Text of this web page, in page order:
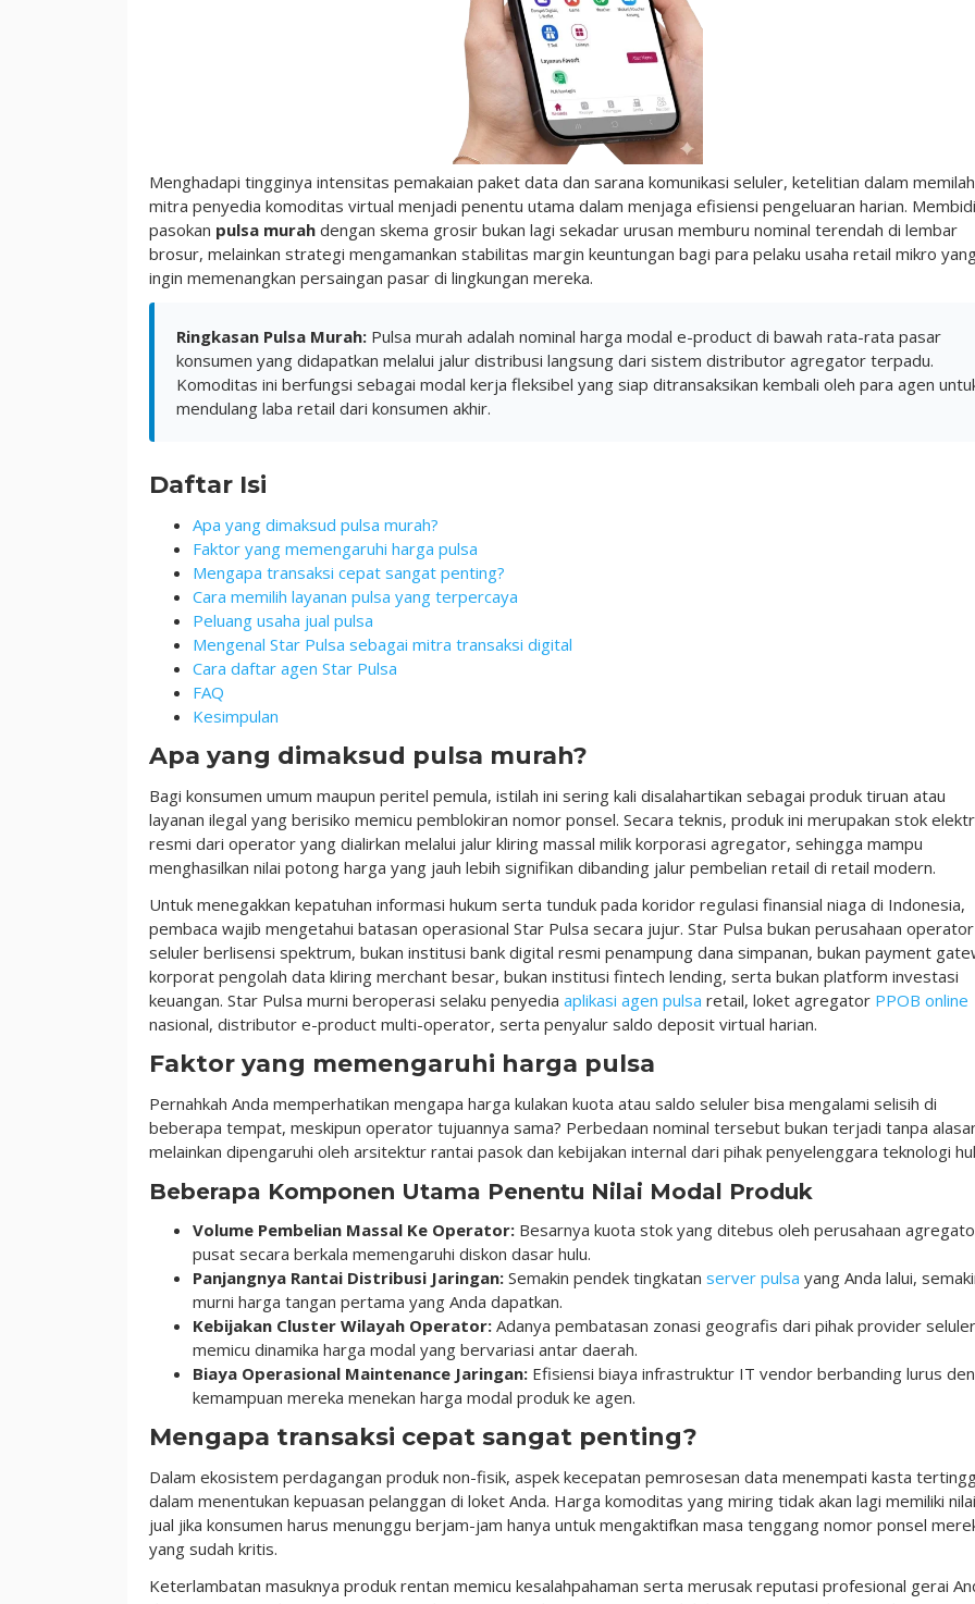
Menghadapi tingginya intensitas pemakaian paket data dan sarana komunikasi seluler, ketelitian dalam memilah
mitra penyedia komoditas virtual menjadi penentu utama dalam menjaga efisiensi pengeluaran harian.
pasokan pulsa murah dengan skema grosir bukan lagi sekadar urusan memburu nominal terendah di lembar
brosur, melainkan strategi mengamankan stabilitas margin keuntungan bagi para pelaku usaha retail mikro
ingin memenangkan persaingan pasar di lingkungan mereka.
Ringkasan Pulsa Murah: Pulsa murah adalah nominal harga modal e-product di bawah rata-rata pasar
konsumen yang didapatkan melalui jalur distribusi langsung dari sistem distributor agregator terpadu.
Komoditas ini berfungsi sebagai modal kerja fleksibel yang siap ditransaksikan kembali oleh para agen
mendulang laba retail dari konsumen akhir.
Daftar Isi
Apa yang dimaksud pulsa murah?
Faktor yang memengaruhi harga pulsa
Mengapa transaksi cepat sangat penting?
Cara memilih layanan pulsa yang terpercaya
Peluang usaha jual pulsa
Mengenal Star Pulsa sebagai mitra transaksi digital
Cara daftar agen Star Pulsa
FAQ
Kesimpulan
Apa yang dimaksud pulsa murah?
Bagi konsumen umum maupun peritel pemula, istilah ini sering kali disalahartikan sebagai produk tiruan atau
layanan ilegal yang berisiko memicu pemblokiran nomor ponsel. Secara teknis, produk ini merupakan stok
resmi dari operator yang dialirkan melalui jalur kliring massal milik korporasi agregator, sehingga mampu
menghasilkan nilai potong harga yang jauh lebih signifikan dibanding jalur pembelian retail di retail modern.
Untuk menegakkan kepatuhan informasi hukum serta tunduk pada koridor regulasi finansial niaga di Indonesia,
pembaca wajib mengetahui batasan operasional Star Pulsa secara jujur. Star Pulsa bukan perusahaan operator
seluler berlisensi spektrum, bukan institusi bank digital resmi penampung dana simpanan, bukan payment
korporat pengolah data kliring merchant besar, bukan institusi fintech lending, serta bukan platform investasi
keuangan. Star Pulsa murni beroperasi selaku penyedia aplikasi agen pulsa retail, loket agregator PPOB online
nasional, distributor e-product multi-operator, serta penyalur saldo deposit virtual harian.
Faktor yang memengaruhi harga pulsa
Pernahkah Anda memperhatikan mengapa harga kulakan kuota atau saldo seluler bisa mengalami selisih di
beberapa tempat, meskipun operator tujuannya sama? Perbedaan nominal tersebut bukan terjadi tanpa
melainkan dipengaruhi oleh arsitektur rantai pasok dan kebijakan internal dari pihak penyelenggara teknologi
Beberapa Komponen Utama Penentu Nilai Modal Produk
Volume Pembelian Massal Ke Operator: Besarnya kuota stok yang ditebus oleh perusahaan
pusat secara berkala memengaruhi diskon dasar hulu.
Panjangnya Rantai Distribusi Jaringan: Semakin pendek tingkatan server pulsa yang Anda lalui,
murni harga tangan pertama yang Anda dapatkan.
Kebijakan Cluster Wilayah Operator: Adanya pembatasan zonasi geografis dari pihak provider seluler
memicu dinamika harga modal yang bervariasi antar daerah.
Biaya Operasional Maintenance Jaringan: Efisiensi biaya infrastruktur IT vendor berbanding lurus
kemampuan mereka menekan harga modal produk ke agen.
Mengapa transaksi cepat sangat penting?
Dalam ekosistem perdagangan produk non-fisik, aspek kecepatan pemrosesan data menempati kasta
dalam menentukan kepuasan pelanggan di loket Anda. Harga komoditas yang miring tidak akan lagi memiliki nilai
jual jika konsumen harus menunggu berjam-jam hanya untuk mengaktifkan masa tenggang nomor ponsel
yang sudah kritis.
Keterlambatan masuknya produk rentan memicu kesalahpahaman serta merusak reputasi profesional gerai